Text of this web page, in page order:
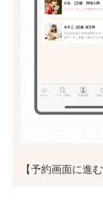
【予約画面に進